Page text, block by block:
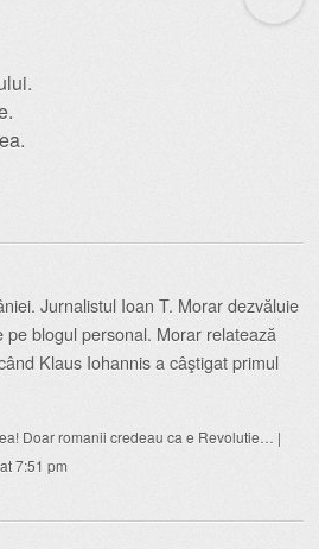
Jurnalistul Ioan T. Morar dezvăluie
blogul personal. Morar relatează
Klaus Iohannis a câştigat primul
Doar romanii credeau ca e Revolutie… |
7:51 pm